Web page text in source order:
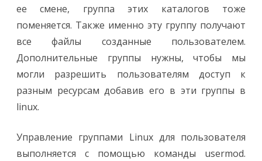
ее смене, группа этих каталогов тоже
поменяется. Также именно эту группу получают
все файлы созданные пользователем.
Дополнительные группы нужны, чтобы мы
могли разрешить пользователям доступ к
разным ресурсам добавив его в эти группы в
linux.
Управление группами Linux для пользователя
выполняется с помощью команды usermod.